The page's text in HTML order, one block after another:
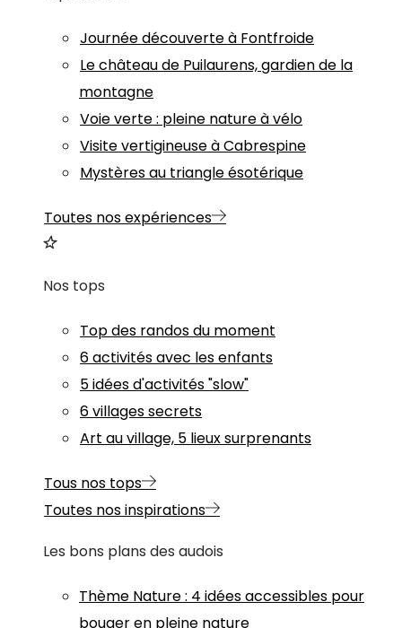
Journée découverte à Fontfroide
Le château de Puilaurens, gardien de la
montagne
Voie verte : pleine nature à vélo
Visite vertigineuse à Cabrespine
Mystères au triangle ésotérique
Toutes nos expériences
Nos tops
Top des randos du moment
6 activités avec les enfants
5 idées d'activités "slow"
6 villages secrets
Art au village, 5 lieux surprenants
Tous nos tops
Toutes nos inspirations
Les bons plans des audois
Thème Nature: 4 idées accessibles pour
bouger en pleine nature